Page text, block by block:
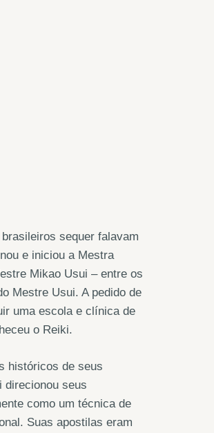
sequer falavam
e iniciou a Mestra
Mikao Usui – entre os
Mestre Usui. A pedido de
uma escola e clínica de
o Reiki.
históricos de seus
direcionou seus
como um técnica de
Suas apostilas eram